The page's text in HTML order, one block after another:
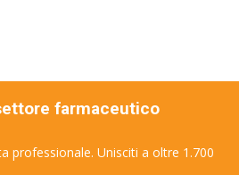
farmaceutico
professionale. Unisciti a oltre 1.700